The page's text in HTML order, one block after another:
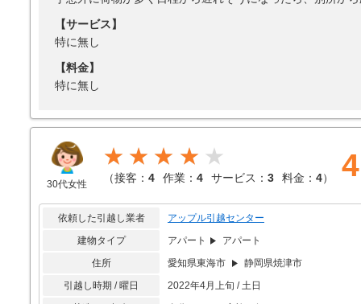
【サービス】
特に無し
【料金】
特に無し
30代女性
★★★★
（接客： 4 作業： 4 サービス： 3 料金： 4） 4
依頼した引越し業者
アップル引越センター
建物タイプ
アパート
アパート
住所
愛知県東海市
静岡県焼津市
引越し時期 / 曜日
2022年4月上旬 / 土日